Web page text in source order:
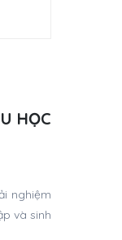
HỌC
nghiệm
và sinh